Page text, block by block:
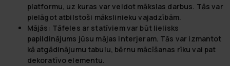
platformu, uz kuras var veidot mākslas darbus. Tās var
pielāgot atbilstoši mākslinieku vajadzībām.
Mājās: Tāfeles ar statīviem var būt lielisks
papildinājums jūsu mājas interjeram. Tās var izmantot
kā atgādinājumu tabulu, bērnu mācīšanas rīku vai pat
dekoratīvo elementu.